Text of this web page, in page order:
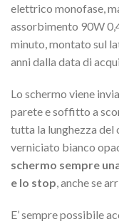
elettrico monofase,
assorbimento 90W
minuto, montato sul
anni dalla data di
Lo schermo viene
parete e soffitto a
tutta la lunghezza del
verniciato bianco
schermo sempre
e lo stop , anche se
E’ sempre possibile